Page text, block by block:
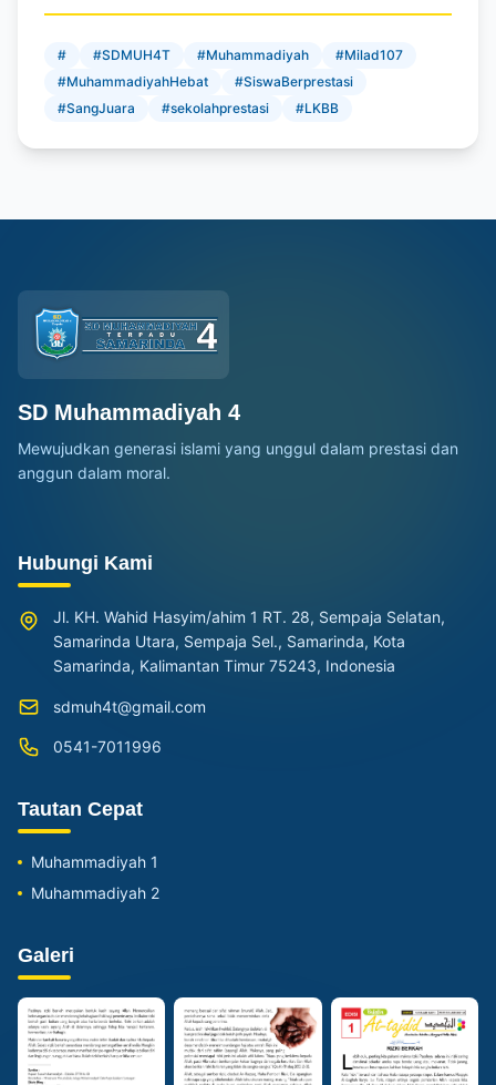
# #SDMUH4T #Muhammadiyah
#Milad107
#MuhammadiyahHebat
#SiswaBerprestasi
#SangJuara
#sekolahprestasi #LKBB
SD Muhammadiyah 4
Mewujudkan generasi islami yang unggul dalam prestasi dan
anggun dalam moral.
Hubungi Kami
Jl. KH. Wahid Hasyim/ahim 1 RT. 28, Sempaja Selatan,
Samarinda Utara, Sempaja Sel., Samarinda, Kota
Samarinda, Kalimantan Timur 75243, Indonesia
sdmuh4t@gmail.com
0541-7011996
Tautan Cepat
Muhammadiyah 1
Muhammadiyah 2
Galeri